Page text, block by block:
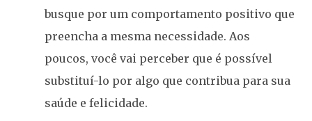
busque por um comportamento positivo que
preencha a mesma necessidade. Aos
poucos, você vai perceber que é possível
substituí-lo por algo que contribua para sua
saúde e felicidade.